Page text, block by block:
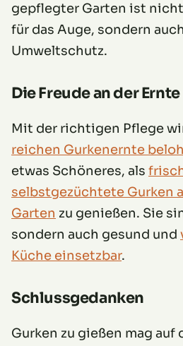
gepflegter Garten ist
für das Auge, sondern
Umweltschutz.
Die Freude an der Ernte
Mit der richtigen Pflege
reichen Gurkenernte
etwas Schöneres, als
selbstgezüchtete Gurken
Garten zu genießen. Sie
sondern auch gesund und
Küche einsetzbar.
Schlussgedanken
Gurken zu gießen mag auf